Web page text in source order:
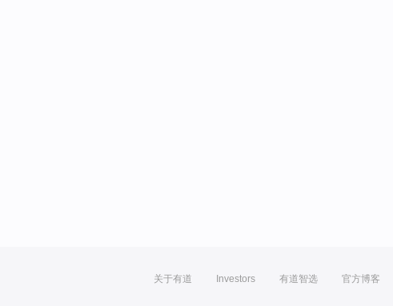
关于有道 Investors 有道智选 官方博客